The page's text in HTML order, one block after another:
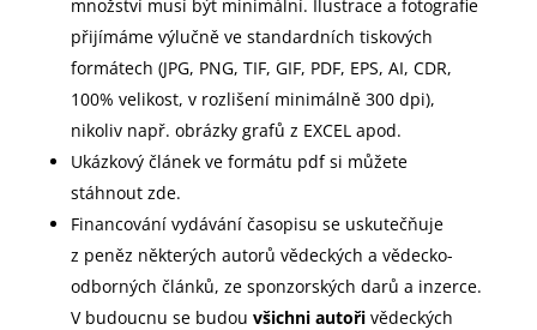
množství musí být minimální. Ilustrace a fotografie
přijímáme výlučně ve standardních tiskových
formátech (JPG, PNG, TIF, GIF, PDF, EPS, AI, CDR,
100% velikost, v rozlišení minimálně 300 dpi),
nikoliv např. obrázky grafů z EXCEL apod.
Ukázkový článek ve formátu pdf si můžete
stáhnout zde.
Financování vydávání časopisu se uskutečňuje
z peněz některých autorů vědeckých a vědecko-
odborných článků, ze sponzorských darů a inzerce.
V budoucnu se budou všichni autořivědeckých